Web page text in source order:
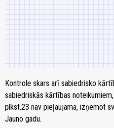
Kontrole skars arī sabiedrisko
sabiedriskās kārtības
plkst.23 nav pieļaujama, izņemot
Jauno gadu.